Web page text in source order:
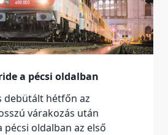
a pécsi oldalban
debütált hétfőn az
várakozás után
oldalban az első